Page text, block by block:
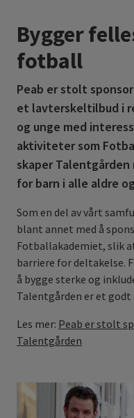
Bygger
fotball
Peab er stolt
et lavterskeltilbud i
og unge med
aktiviteter som
skaper
for barn i alle aldre
Som en del av vårt
blant annet med å
Fotballakademiet, slik
barriere for deltakelse.
å bygge sterke og
Talentgården er et
Les mer: Peab er stolt
Talentgården